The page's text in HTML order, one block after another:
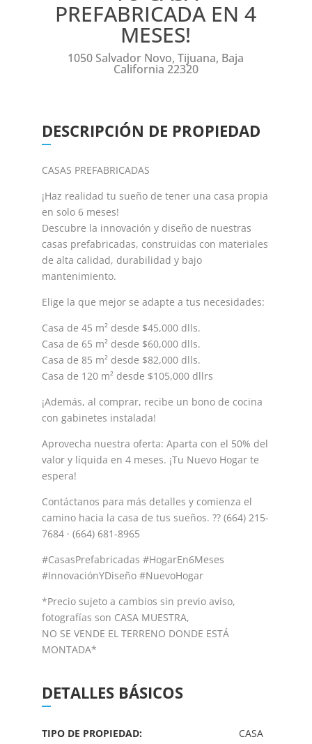
PREFABRICADA EN 4
MESES!
1050 Salvador Novo, Tijuana, Baja
California 22320
DESCRIPCIÓN DE PROPIEDAD
CASAS PREFABRICADAS
¡Haz realidad tu sueño de tener una casa propia
en solo 6 meses!
Descubre la innovación y diseño de nuestras
casas prefabricadas, construidas con materiales
de alta calidad, durabilidad y bajo
mantenimiento.
Elige la que mejor se adapte a tus necesidades:
Casa de 45 m² desde $45,000 dlls.
Casa de 65 m² desde $60,000 dlls.
Casa de 85 m² desde $82,000 dlls.
Casa de 120 m² desde $105,000 dllrs
¡Además, al comprar, recibe un bono de cocina
con gabinetes instalada!
Aprovecha nuestra oferta: Aparta con el 50% del
valor y líquida en 4 meses. ¡Tu Nuevo Hogar te
espera!
Contáctanos para más detalles y comienza el
camino hacia la casa de tus sueños. ?? (664) 215-
7684 · (664) 681-8965
#CasasPrefabricadas #HogarEn6Meses
#InnovaciónYDiseño #NuevoHogar
*Precio sujeto a cambios sin previo aviso,
fotografías son CASA MUESTRA,
NO SE VENDE EL TERRENO DONDE ESTÁ
MONTADA*
DETALLES BÁSICOS
TIPO DE PROPIEDAD:
CASA